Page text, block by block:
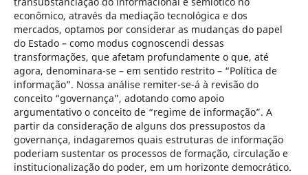
econômico, através da mediação tecnológica e dos
mercados, optamos por considerar as mudanças do papel
do Estado – como modus cognoscendi dessas
transformações, que afetam profundamente o que, até
agora, denominara-se – em sentido restrito – “Política de
informação”. Nossa análise remiter-se-á à revisão do
conceito “governança”, adotando como apoio
argumentativo o conceito de “regime de informação”. A
partir da consideração de alguns dos pressupostos da
governança, indagaremos quais estruturas de informação
poderiam sustentar os processos de formação, circulação e
institucionalização do poder, em um horizonte democrático.